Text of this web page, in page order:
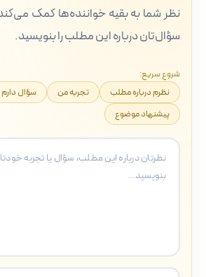
نظر شما به بقیه خواننده‌ها کمک
سؤال‌تان درباره این مطلب را بنویسید.
شروع سریع:
نظرم درباره مطلب
تجربه من سؤال دارم
پیشنهاد موضوع